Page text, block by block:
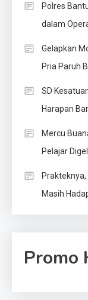
Polres
dalam
Gelapkan
Pria Paruh
SD
Harapan
Mercu
Pelajar
Masih
Promo